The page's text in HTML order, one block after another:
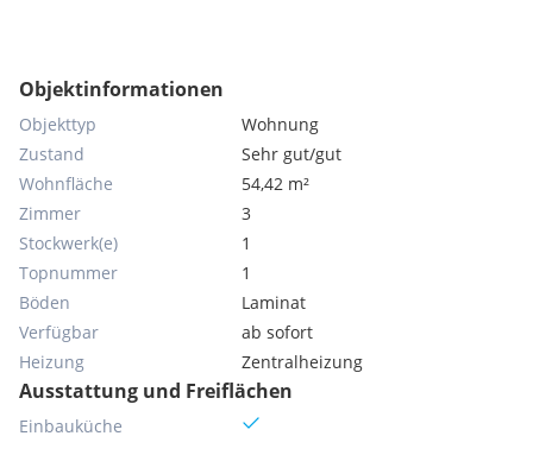
Objektinformationen
Objekttyp
Wohnung
Zustand
Sehr gut/gut
Wohnfläche
54,42 m²
Zimmer
3
Stockwerk(e)
1
Topnummer
1
Böden
Laminat
Verfügbar
ab sofort
Heizung
Zentralheizung
Ausstattung und Freiflächen
Einbauküche